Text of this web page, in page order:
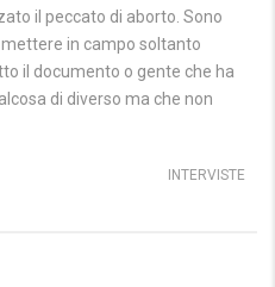
il peccato di aborto. Sono
in campo soltanto
il documento o gente che ha
di diverso ma che non
INTERVISTE